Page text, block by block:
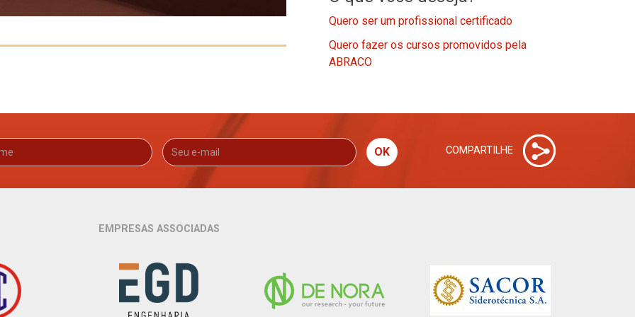
Quero ser um profissional certificado
Quero fazer os cursos promovidos pela
ABRACO
OK COMPARTILHE
EMPRESAS ASSOCIADAS